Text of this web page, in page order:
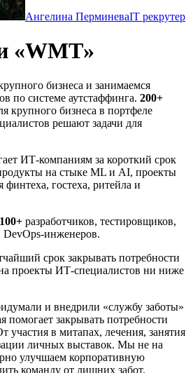
Ангелина ПерминеваIT рекрутер
«WMT»
бизнеса и занимаемся
по системе аутстаффинга. 200+
крупного бизнеса в портфеле
решают задачи для
ИТ-компаниям за короткий срок
на стыке ML и AI, проекты
финтеха, гостеха, ритейла и
100+ разработчиков, тестировщиков,
инженеров.
срок закрывать потребности
проекты ИТ-специалистов ни ниже
и внедрили «службу заботы»
помогает закрывать потребности
участия в митапах, лечения, занятия
личных выставок. Мы не на
улучшаем корпоративную
команду от лишних забот.